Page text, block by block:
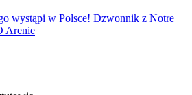
wystąpi w Polsce! Dzwonnik z Notre
Arenie